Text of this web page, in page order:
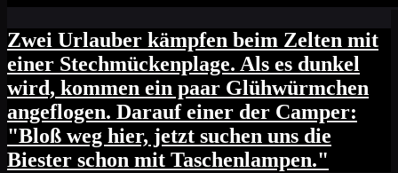
Zwei Urlauber kämpfen beim Zelten mit
einer Stechmückenplage. Als es dunkel
wird, kommen ein paar Glühwürmchen
angeflogen. Darauf einer der Camper:
"Bloß weg hier, jetzt suchen uns die
Biester schon mit Taschenlampen."